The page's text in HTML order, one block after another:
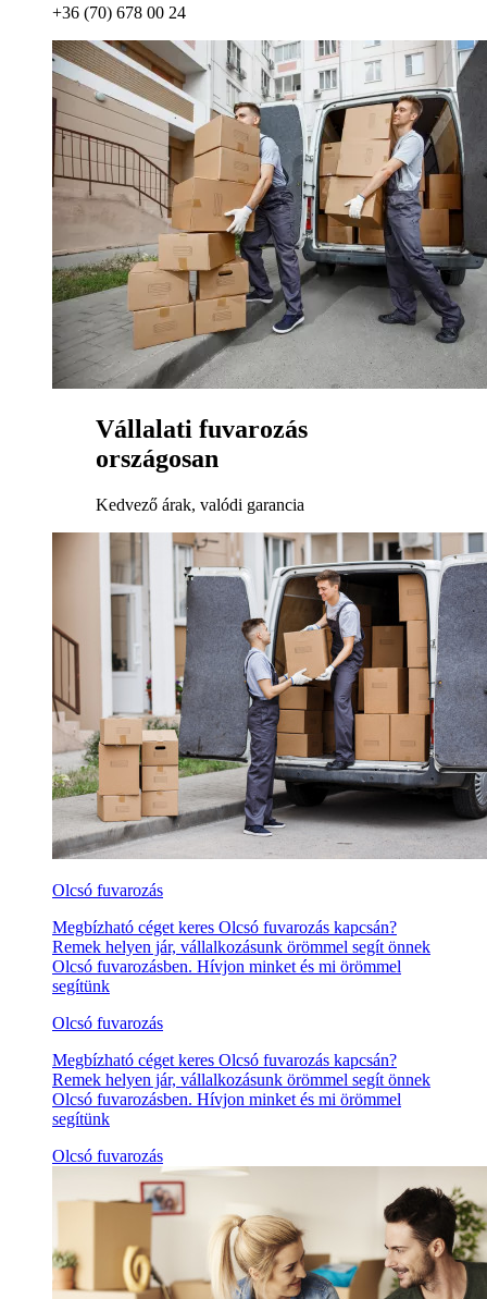
+36 (70) 678 00 24
Vállalati fuvarozás
országosan
Kedvező árak, valódi garancia
Olcsó fuvarozás
Megbízható céget keres Olcsó fuvarozás kapcsán?
Remek helyen jár, vállalkozásunk örömmel segít önnek
Olcsó fuvarozásben. Hívjon minket és mi örömmel
segítünk
Olcsó fuvarozás
Megbízható céget keres Olcsó fuvarozás kapcsán?
Remek helyen jár, vállalkozásunk örömmel segít önnek
Olcsó fuvarozásben. Hívjon minket és mi örömmel
segítünk
Olcsó fuvarozás